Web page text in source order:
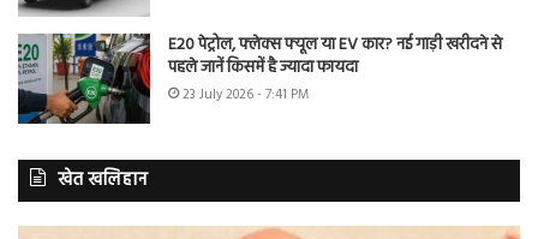
E20 पेट्रोल, फ्लेक्स फ्यूल या EV कार? नई गाड़ी खरीदने से
पहले जानें किसमें है ज्यादा फायदा
23 July 2026 - 7:41 PM
खेत खलिहान